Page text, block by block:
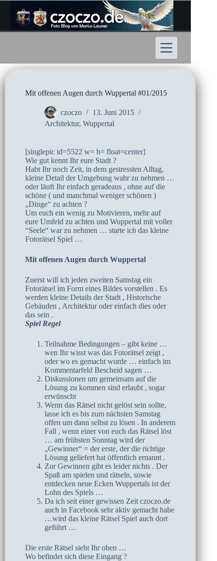
Inhalt
springen
Mit offenen Augen durch Wuppertal #01/2015
czoczo
13. Juni 2015
Architektur, Wuppertal
[singlepic id=5522 w= h= float=center]
Wie gut kennt Ihr eure Stadt ?
Habt Ihr noch Zeit, in dem gestressten Alltag,
kleine Detail der Umgebung wahr zu nehmen …
oder läuft Ihr einfach geradeaus , ohne auf die
schöne ( und manchmal weniger schönen )
„Dinge“ zu achten ?
Um euch ein wenig zu Motivieren, mehr auf
eure Umfeld zu achten und Wuppertal mit voller
“Seele“ war zu nehmen … starte ich das kleine
Fotorätsel Spiel …
Mit offenen Augen durch Wuppertal
Zuerst will ich jeden zweiten Samstag ein
Fotorätsel im Form eines Bildes vorstellen . Es
werden kleine Details der Stadt , Historische
Gebäuden , Architektur oder einfach dies oder
das sein .
Spiel Regel
Teilnahme Bedingungen – gibt keine …
wen Ihr wisst was das Fotorätsel zeigt ,
oder wo es gemacht wurde … einfach im
Kommentarfeld Bescheid sagen …
Diskussionen um gemeinsam auf die
Lösung zu kommen sind erlaubt , sogar
erwünscht
Wenn das Rätsel nicht gelöst sein sollte,
lasse ich es bis zum nächsten Samstag
offen um dann selbst zu lösen . In anderem
Fall , wenn einer von euch das Rätsel löst
… am frühsten Sonntag wird der
„Gewinner“ = der erste, der die richtige
Lösung geliefert hat öffentlich ernannt .
Zur Gewinnen gibt es leider nichts . Der
Spaß am spielen und rätseln, sowie
entdecken neue Ecken Wuppertals ist der
Lohn des Spiels …
Da ich seit einer gewissen Zeit czoczo.de
auch in Facebook sehr aktiv gemacht habe
…wird das kleine Rätsel Spiel auch dort
geführt …
Die erste Rätsel sieht Ihr oben …
Wo befindet sich diese Eingang ?